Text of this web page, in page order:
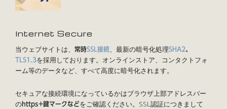
Internet Secure
当ウェブサイトは、 常時SSL接続、最新の暗号化処理SHA2、
TLS1.3を採用しております。オンラインストア、コンタクトフォ
ーム等のデータなど、すべて高度に暗号化されます。
セキュアな接続環境になっているかはブラウザ上部アドレスバー
のhttps+鍵マークなどをご確認ください。SSL認証につきまして